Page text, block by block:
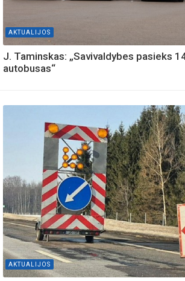
AKTUALIJOS
J. Taminskas: „Savivaldybes pasieks
autobusas“
AKTUALIJOS